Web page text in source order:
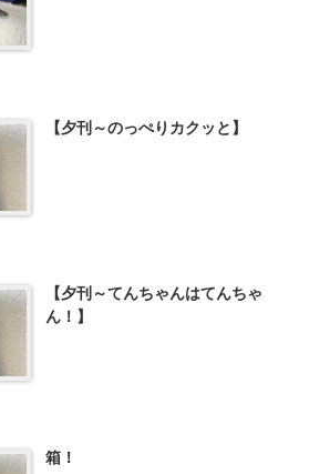
【夕刊～のっぺりカクッと】
【夕刊～てんちゃんはてんちゃ
ん！】
箱！